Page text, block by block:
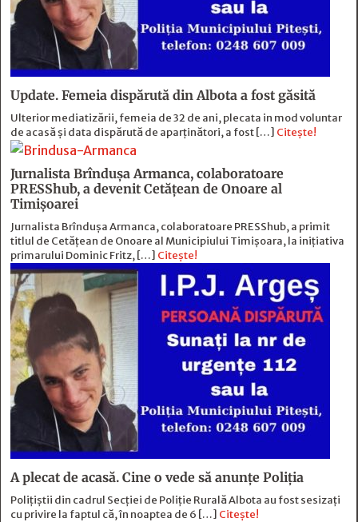
Update. Femeia dispărută din Albota a fost găsită
Ulterior mediatizării, femeia de 32 de ani, plecata in mod voluntar
de acasă și data dispărută de aparținători, a fost […] Citește!
Jurnalista Brîndușa Armanca, colaboratoare
PRESShub, a devenit Cetățean de Onoare al
Timișoarei
Jurnalista Brîndușa Armanca, colaboratoare PRESShub, a primit
titlul de Cetățean de Onoare al Municipiului Timișoara, la inițiativa
primarului Dominic Fritz, […] Citește!
A plecat de acasă. Cine o vede să anunțe Poliția
Polițiștii din cadrul Secției de Poliție Rurală Albota au fost sesizați
cu privire la faptul că, în noaptea de 6 […] Citește!